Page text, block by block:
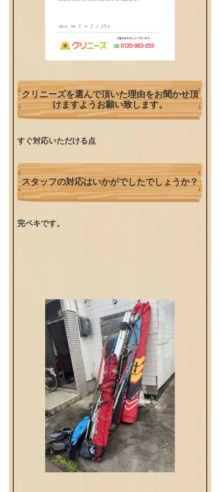
クリニーズを選んで頂いた理由をお聞かせ頂
けますようお願い致します。
すぐ対応いただける点
スタッフの対応はいかがでしたでしょうか？
完ペキです。